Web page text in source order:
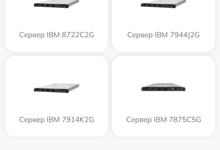
Сервер IBM 8722C2G Сервер IBM 7944J2G
Сервер IBM 7914K2G Сервер IBM 7875C5G